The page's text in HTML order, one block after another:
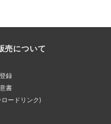
売について
録
書
ロードリンク)